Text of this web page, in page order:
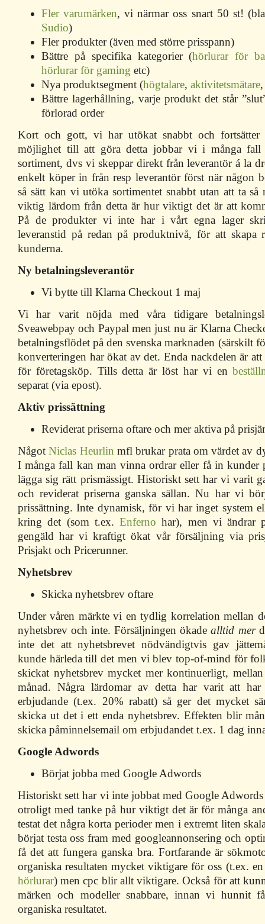
Fler varumärken, vi närmar oss snart 50 st!
Sudio)
Fler produkter (även med större prisspann)
Bättre på specifika kategorier (hörlurar för
hörlurar för gaming etc)
Nya produktsegment (högtalare, aktivitetsmätare
Bättre lagerhållning, varje produkt det står
förlorad order
Kort och gott, vi har utökat snabbt och
möjlighet till att göra detta jobbar vi i många fall
sortiment, dvs vi skeppar direkt från leverantör á la
enkelt köper in från resp leverantör först när någon
så sätt kan vi utöka sortimentet snabbt utan att ta
viktig lärdom från detta är hur viktigt det är att
På de produkter vi inte har i vårt egna lager
leveranstid på redan på produktnivå, för att skapa
kunderna.
Ny betalningsleverantör
Vi bytte till Klarna Checkout 1 maj
Vi har varit nöjda med våra tidigare
Sveawebpay och Paypal men just nu är Klarna
betalningsflödet på den svenska marknaden (särskilt
konverteringen har ökat av det. Enda nackdelen är
för företagsköp. Tills detta är löst har vi en
separat (via epost).
Aktiv prissättning
Reviderat priserna oftare och mer aktiva på
NågotNiclas Heurlin mfl brukar prata om värdet av
I många fall kan man vinna ordrar eller få in kunder
lägga sig rätt prismässigt. Historiskt sett har vi varit
och reviderat priserna ganska sällan. Nu har vi
prissättning. Inte dynamisk, för vi har inget system
kring det (som t.ex. Enferno har), men vi ändrar
gengäld har vi kraftigt ökat vår försäljning via
Prisjakt och Pricerunner.
Nyhetsbrev
Skicka nyhetsbrev oftare
Under våren märkte vi en tydlig korrelation mellan
nyhetsbrev och inte. Försäljningen ökadealltid mer
inte det att nyhetsbrevet nödvändigtvis gav
kunde härleda till det men vi blev top-of-mind för
skickat nyhetsbrev mycket mer kontinuerligt,
månad. Några lärdomar av detta har varit att
erbjudande (t.ex. 20% rabatt) så ger det mycket
skicka ut det i ett enda nyhetsbrev. Effekten blir
skicka påminnelsemail om erbjudandet t.ex. 1 dag
Google Adwords
Börjat jobba med Google Adwords
Historiskt sett har vi inte jobbat med Google
otroligt med tanke på hur viktigt det är för många
testat det några korta perioder men i extremt liten
börjat testa oss fram med googleannonsering och
få det att fungera ganska bra. Fortfarande är
organiska resultaten mycket viktigare för oss (t.ex.
hörlurar) men cpc blir allt viktigare. Också för att
märken och modeller snabbare, innan vi hunnit
organiska resultatet.